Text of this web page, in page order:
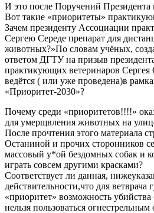
И это после Поручений
Вот такие «приоритеты»
Зачем президенту Ассоциации
Сергею Середе препарат для
животных?»По словам учёных,
ответом ДГТУ на призыв
практикующих ветеринаров Сергея
ведётся ( или уже проведена)в
«Приоритет-2030»?
Почему среди «приоритетов!!!!»
для умерщвления животных на
После прочтения этого материала
Останиной и прочих сторонников
массовый у*ой бездомных собак и
играть совсем другими красками?
Соответствует ли данная,
действительности,что для
«приоритет» возможность
нельзя пользоваться